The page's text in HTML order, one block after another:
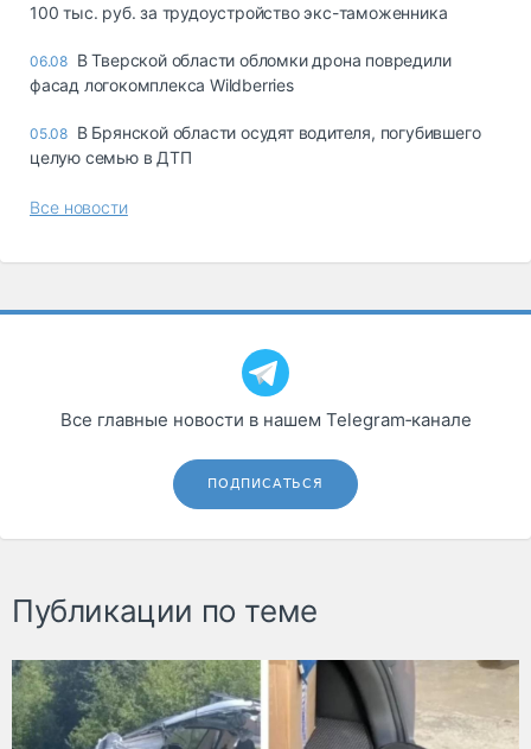
100 тыс. руб. за трудоустройство экс-таможенника
06.08 В Тверской области обломки дрона повредили
фасад логокомплекса Wildberries
05.08 В Брянской области осудят водителя, погубившего
целую семью в ДТП
Все новости
Все главные новости в нашем Telegram‑канале
ПОДПИСАТЬСЯ
Публикации по теме